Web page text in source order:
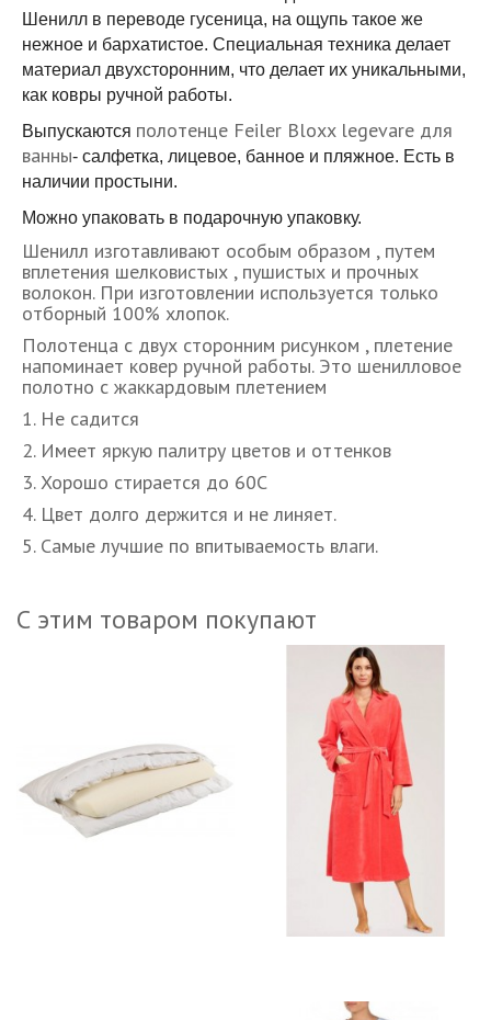
Шенилл в переводе гусеница, на ощупь такое же
нежное и бархатистое. Специальная техника делает
материал двухсторонним, что делает их уникальными,
как ковры ручной работы.
Выпускаются полотенце Feiler Bloxx legevare для
ванны- салфетка, лицевое, банное и пляжное. Есть в
наличии простыни.
Можно упаковать в подарочную упаковку.
Шенилл изготавливают особым образом , путем
вплетения шелковистых , пушистых и прочных
волокон. При изготовлении используется только
отборный 100% хлопок.
Полотенца с двух сторонним рисунком , плетение
напоминает ковер ручной работы. Это шенилловое
полотно с жаккардовым плетением
1. Не садится
2. Имеет яркую палитру цветов и оттенков
3. Хорошо стирается до 60С
4. Цвет долго держится и не линяет.
5. Самые лучшие по впитываемость влаги.
С этим товаром покупают